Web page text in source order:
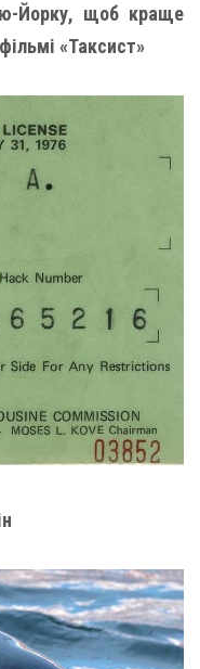
Йорку, щоб краще
«Таксист»